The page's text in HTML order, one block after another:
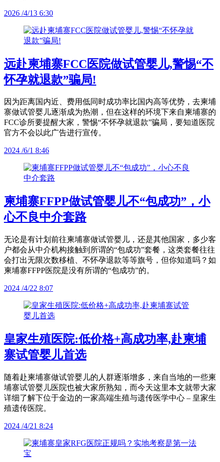
2026 /4/13 6:30
远赴柬埔寨FCC医院做试管婴儿,警惕“不
怀孕就退款”骗局!
因为距离国内近、费用低同时成功率比国内高等优势，去柬埔
寨做试管婴儿逐渐成为热潮，但在这样的环境下来自柬埔寨的
FCC诊所要提醒大家，警惕“不怀孕就退款”骗局，要知道医院
官方不会以此广告进行宣传。
2024 /6/1 8:46
柬埔寨FFPP做试管婴儿不“包成功”，小
心不良中介套路
无论是有计划前往柬埔寨做试管婴儿，还是其他国家，多少客
户都会从中介机构接触到所谓的“包成功”套餐，这类套餐往往
会打出无限次数移植、不怀孕退款等等旗号，但你知道吗？如
柬埔寨FFPP医院是没有所谓的“包成功”的。
2024 /4/22 8:07
皇家生殖医院:低价格+高成功率,赴柬埔
寨试管婴儿首选
随着赴柬埔寨做试管婴儿的人群逐渐增多，来自当地的一些柬
埔寨试管婴儿医院也被大家所熟知，而今天这里本文就带大家
详细了解下位于金边的一家高端生殖与遗传医学中心 – 皇家生
殖遗传医院。
2024 /4/21 8:24